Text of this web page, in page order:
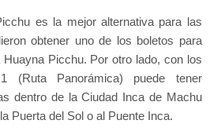
es la mejor alternativa para las
obtener uno de los boletos para
Picchu. Por otro lado, con los
(Ruta Panorámica) puede tener
dentro de la Ciudad Inca de Machu
Puerta del Sol o al Puente Inca.